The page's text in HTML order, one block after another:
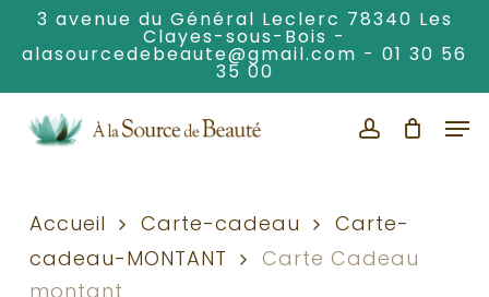
Skip
main
content
3 avenue du Général Leclerc 78340 Les
Clayes-sous-Bois -
alasourcedebeaute@gmail.com - 01 30 56
35 00
account
Accueil Carte-cadeau
Carte-
cadeau-MONTANT
Carte Cadeau
montant
Menu